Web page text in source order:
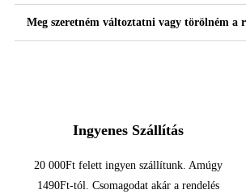
Meg szeretném változtatni vagy törölném a
Ingyenes Szállítás
20 000Ft felett ingyen szállítunk. Amúgy
1490Ft-tól. Csomagodat akár a rendelés